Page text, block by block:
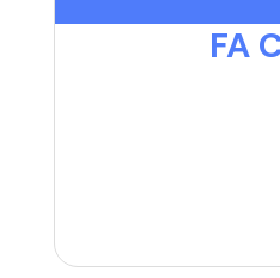
FA